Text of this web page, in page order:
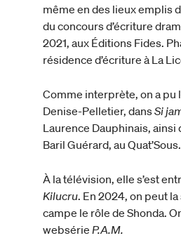
même en des lieux emplis
du concours d’écriture
2021, aux Éditions Fides.
résidence d’écriture à La
Comme interprète, on a pu
Denise-Pelletier, dansSi
Laurence Dauphinais, ainsi
Baril Guérard, au Quat’Sous.
À la télévision, elle s’est
Kilucru. En 2024, on peut
campe le rôle de Shonda.
websérieP.A.M.